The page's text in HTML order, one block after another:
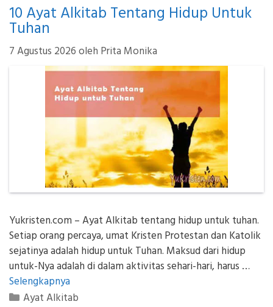
10 Ayat Alkitab Tentang Hidup Untuk
Tuhan
7 Agustus 2026oleh Prita Monika
Yukristen.com – Ayat Alkitab tentang hidup untuk tuhan.
Setiap orang percaya, umat Kristen Protestan dan Katolik
sejatinya adalah hidup untuk Tuhan. Maksud dari hidup
untuk-Nya adalah di dalam aktivitas sehari-hari, harus …
Selengkapnya
Kategori
Ayat Alkitab